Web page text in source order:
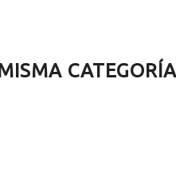
CATEGORÍA